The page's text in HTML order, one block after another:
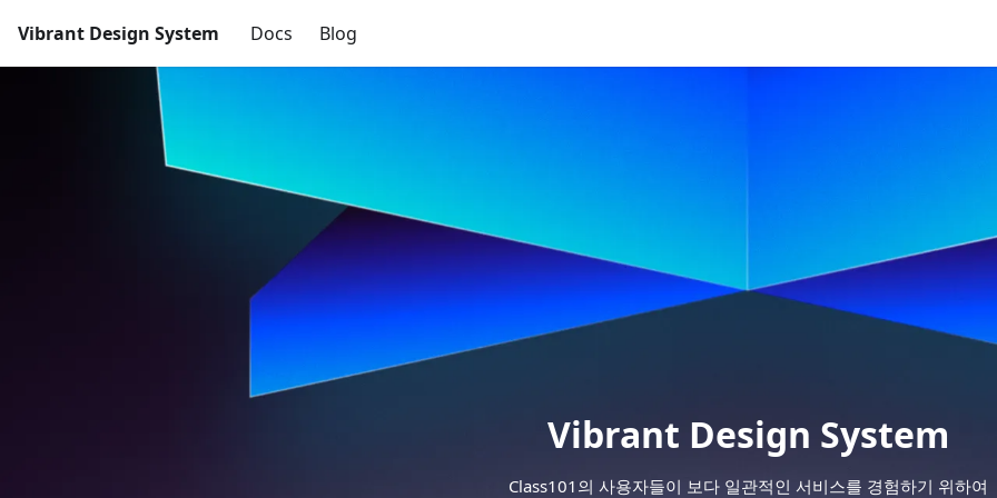
Vibrant Design System Docs Blog
Vibrant Design System
Class101의 사용자들이 보다 일관적인 서비스를 경험하기 위하여